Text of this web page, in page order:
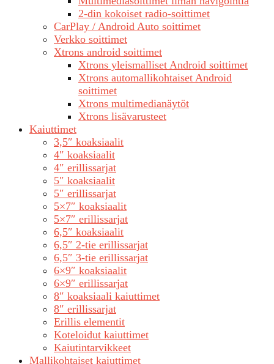
2-din kokoiset radio-soittimet
CarPlay / Android Auto soittimet
Verkko soittimet
Xtrons android soittimet
Xtrons yleismalliset Android soittimet
Xtrons automallikohtaiset Android
soittimet
Xtrons multimedianäytöt
Xtrons lisävarusteet
Kaiuttimet
3,5″ koaksiaalit
4″ koaksiaalit
4″ erillissarjat
5″ koaksiaalit
5″ erillissarjat
5×7″ koaksiaalit
5×7″ erillissarjat
6,5″ koaksiaalit
6,5″ 2-tie erillissarjat
6,5″ 3-tie erillissarjat
6×9″ koaksiaalit
6×9″ erillissarjat
8″ koaksiaali kaiuttimet
8″ erillissarjat
Erillis elementit
Koteloidut kaiuttimet
Kaiutintarvikkeet
Mallikohtaiset kaiuttimet